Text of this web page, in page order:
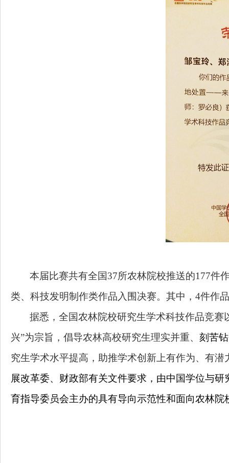
本届比赛共有全国37所农林院校推送的177件
类、科技发明制作类作品入围决赛。其中， 4件作
据悉，全国农林院校研究生学术科技作品竞赛
兴”为宗旨，倡导农林高校研究生理实并重、 刻苦
究生学术水平提高，助推学术创新上有作为、有潜
展改革委、财政部有关文件要求，由中国学位与
育指导委员会主办的具有导向示范性和面向农林院